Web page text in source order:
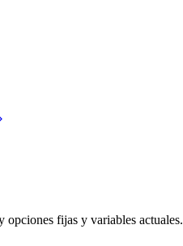
opciones fijas y variables actuales.